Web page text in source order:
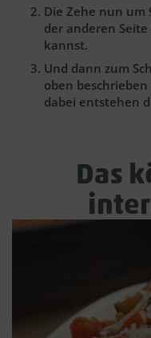
Die Zehe nun um
der anderen
kannst.
Und dann zum
oben
dabei entstehen
Das